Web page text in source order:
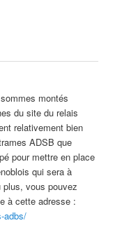
montés
du site du relais
relativement bien
ADSB que
pour mettre en place
qui sera à
vous pouvez
à cette adresse :
adbs/